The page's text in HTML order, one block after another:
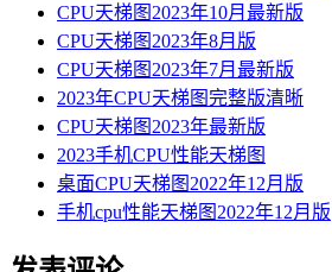
CPU天梯图2023年10月最新版
CPU天梯图2023年8月版
CPU天梯图2023年7月最新版
2023年CPU天梯图完整版清晰
CPU天梯图2023年最新版
2023手机CPU性能天梯图
桌面CPU天梯图2022年12月版
手机cpu性能天梯图2022年12月版